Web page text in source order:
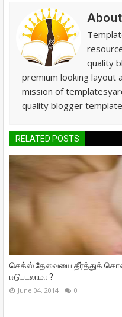
quality
premium looking layout
mission of
quality blogger
RELATED POSTS
செக்ஸ் தேவையை தீர்த்துக்
ஈடுபடலாமா ?
June 04, 2014 0